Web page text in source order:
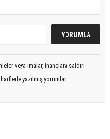
veya imalar, inançlara saldırı
yazılmış yorumlar